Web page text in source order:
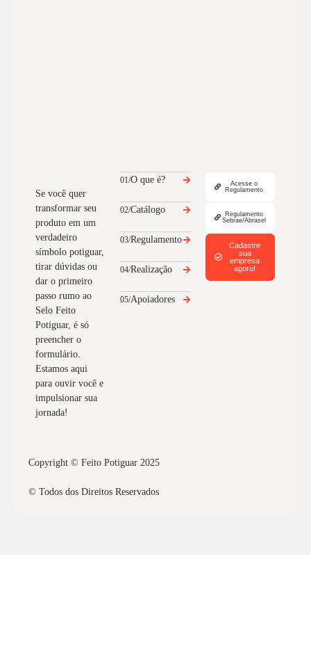
Se você quer
transformar seu
produto em um
verdadeiro
símbolo potiguar,
tirar dúvidas ou
dar o primeiro
passo rumo ao
Selo Feito
Potiguar, é só
preencher o
formulário.
Estamos aqui
para ouvir você e
impulsionar sua
jornada!
01/O que é?
02/Catálogo
03/Regulamento
04/Realização
05/Apoiadores
Acesse o
Regulamento
Regulamento
Sebrae/Abrasel
Cadastre
sua
empresa
agora!
Copyright © Feito Potiguar 2025
© Todos dos Direitos Reservados